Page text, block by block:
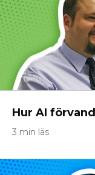
Hur AI
3 min läs